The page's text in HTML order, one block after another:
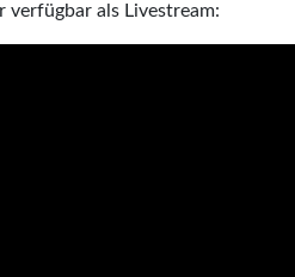
verfügbar als Livestream: